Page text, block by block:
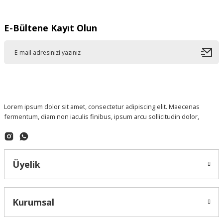
E-Bültene Kayıt Olun
Lorem ipsum dolor sit amet, consectetur adipiscing elit. Maecenas
fermentum, diam non iaculis finibus, ipsum arcu sollicitudin dolor,
Üyelik
Kurumsal